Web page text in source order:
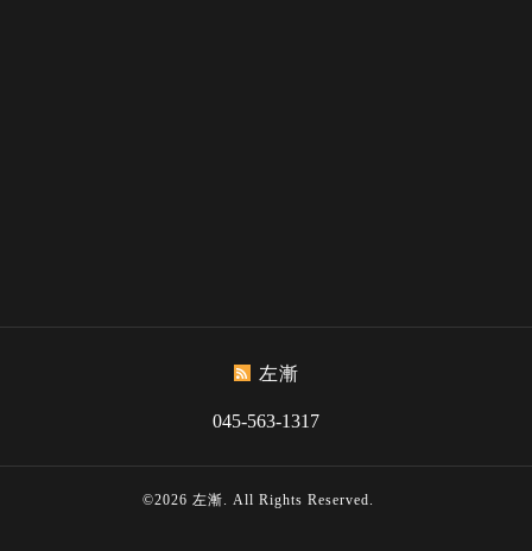
左漸
045-563-1317
©2026 左漸. All Rights Reserved.